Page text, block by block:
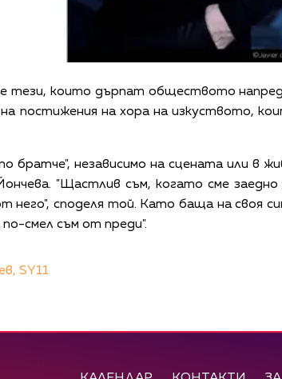
тези, които дърпат обществото
на постижения на хора на изкуството,
братче", независимо на сцената или в
"Щастлив съм, когато сме
него", споделя той. Като баща на своя
смел съм от преди".
SY11